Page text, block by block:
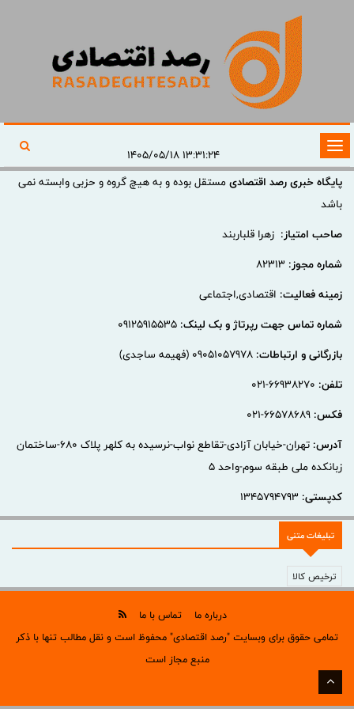
تغییر
وضعیت
ناوبری
پایگاه خبری رصد اقتصادیمستقل بوده و به هیچ گروه و حزبی وابسته نمی
باشد
صاحب امتیاز: زهرا قلباربند
شماره مجوز:
زمینه فعالیت: اقتصادی,اجتماعی
شماره تماس جهت رپرتاژ و بک لینک:
بازرگانی و ارتباطات:
تلفن: 66938270-021
فکس: 66578689-021
آدرس:
تهران-خیابان آزادی-تقاطع نواب-نرسیده به کلهر پلاک 680-ساختمان
زبانکده ملی طبقه سوم-واحد 5
کدپستی:
تبلیغات متنی
ترخیص کالا
درباره ما
تماس با ما
تمامی حقوق برای وبسایت "رصد اقتصادی" محفوظ است و نقل مطالب تنها با ذکر
منبع مجاز است